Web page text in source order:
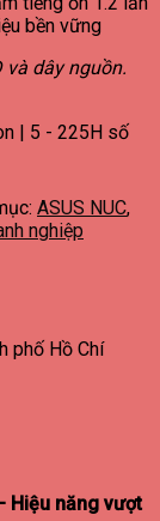
bền vững
dây nguồn.
| 5 - 225H số
ASUS NUC,
nghiệp
phố Hồ Chí
Hiệu năng vượt